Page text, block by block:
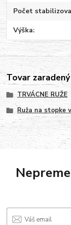
Počet
Výška
Tovar
TRVÁCNE RUŽE
Ruža na stopke